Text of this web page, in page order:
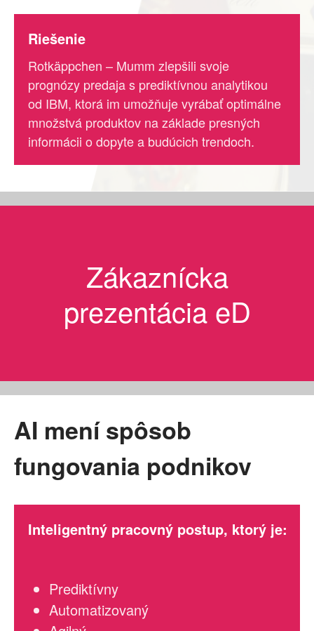
Riešenie
Rotkäppchen – Mumm zlepšili svoje
prognózy predaja s prediktívnou analytikou
od IBM, ktorá im umožňuje vyrábať optimálne
množstvá produktov na základe presných
informácii o dopyte a budúcich trendoch.
Zákaznícka
prezentácia eD
AI mení spôsob
fungovania podnikov
Inteligentný pracovný postup, ktorý je:
Prediktívny
Automatizovaný